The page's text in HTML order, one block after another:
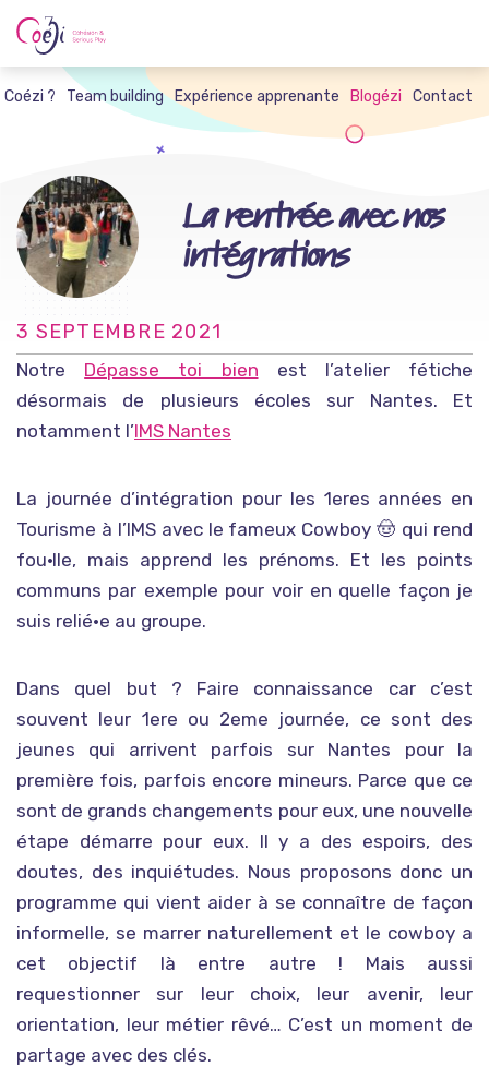
Skip
to
content
? Team building Expérience apprenante Blogézi Contact
La rentrée avec nos
intégrations
3 SEPTEMBRE 2021
Notre Dépasse toi bien est l’atelier fétiche
désormais de plusieurs écoles sur Nantes. Et
notamment l’IMS Nantes
La journée d’intégration pour les 1eres années en
Tourisme à l’IMS avec le fameux Cowboy 🤠 qui rend
fou·lle, mais apprend les prénoms. Et les points
communs par exemple pour voir en quelle façon je
suis relié·e au groupe.
Dans quel but ? Faire connaissance car c’est
souvent leur 1ere ou 2eme journée, ce sont des
jeunes qui arrivent parfois sur Nantes pour la
première fois, parfois encore mineurs. Parce que ce
sont de grands changements pour eux, une nouvelle
étape démarre pour eux. Il y a des espoirs, des
doutes, des inquiétudes. Nous proposons donc un
programme qui vient aider à se connaître de façon
informelle, se marrer naturellement et le cowboy a
cet objectif là entre autre ! Mais aussi
requestionner sur leur choix, leur avenir, leur
orientation, leur métier rêvé… C’est un moment de
partage avec des clés.